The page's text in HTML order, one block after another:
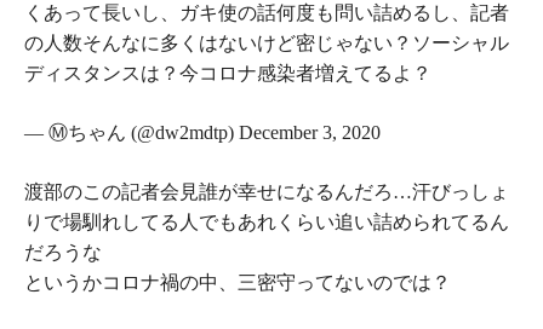
くあって長いし、ガキ使の話何度も問い詰めるし、記者
の人数そんなに多くはないけど密じゃない？ソーシャル
ディスタンスは？今コロナ感染者増えてるよ？
— Ⓜ︎ちゃん (@dw2mdtp) December 3, 2020
渡部のこの記者会見誰が幸せになるんだろ…汗びっしょ
りで場馴れしてる人でもあれくらい追い詰められてるん
だろうな
というかコロナ禍の中、三密守ってないのでは？